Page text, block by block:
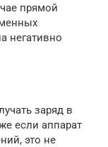
прямой
негативно
заряд в
если аппарат
это не